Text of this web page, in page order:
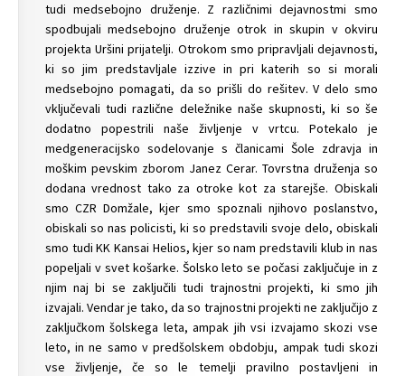
tudi medsebojno druženje. Z različnimi dejavnostmi smo
spodbujali medsebojno druženje otrok in skupin v okviru
projekta Uršini prijatelji. Otrokom smo pripravljali dejavnosti,
ki so jim predstavljale izzive in pri katerih so si morali
medsebojno pomagati, da so prišli do rešitev. V delo smo
vključevali tudi različne deležnike naše skupnosti, ki so še
dodatno popestrili naše življenje v vrtcu. Potekalo je
medgeneracijsko sodelovanje s članicami Šole zdravja in
moškim pevskim zborom Janez Cerar. Tovrstna druženja so
dodana vrednost tako za otroke kot za starejše. Obiskali
smo CZR Domžale, kjer smo spoznali njihovo poslanstvo,
obiskali so nas policisti, ki so predstavili svoje delo, obiskali
smo tudi KK Kansai Helios, kjer so nam predstavili klub in nas
popeljali v svet košarke. Šolsko leto se počasi zaključuje in z
njim naj bi se zaključili tudi trajnostni projekti, ki smo jih
izvajali. Vendar je tako, da so trajnostni projekti ne zaključijo z
zaključkom šolskega leta, ampak jih vsi izvajamo skozi vse
leto, in ne samo v predšolskem obdobju, ampak tudi skozi
vse življenje, če so le temelji pravilno postavljeni in